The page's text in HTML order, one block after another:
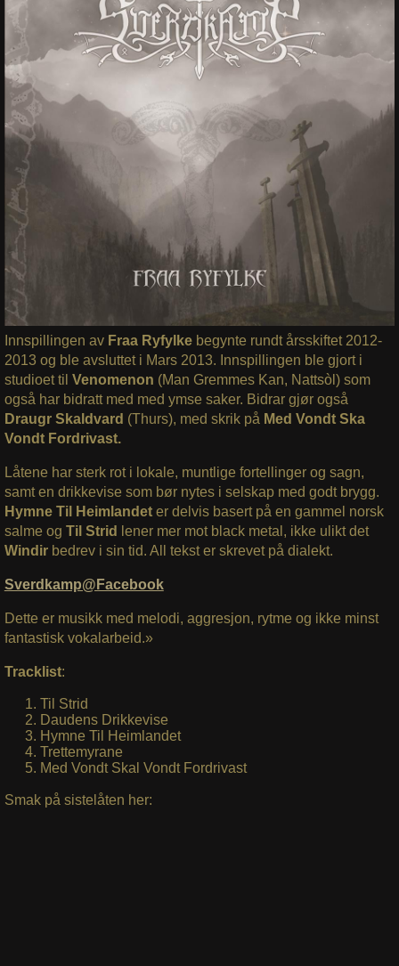
Innspillingen av Fraa Ryfylkebegynte rundt årsskiftet 2012-
2013 og ble avsluttet i Mars 2013. Innspillingen ble gjort i
studioet til Venomenon (Man Gremmes Kan, Nattsòl) som
også har bidratt med med ymse saker. Bidrar gjør også
Draugr Skaldvard (Thurs), med skrik på Med Vondt Ska
Vondt Fordrivast.
Låtene har sterk rot i lokale, muntlige fortellinger og sagn,
samt en drikkevise som bør nytes i selskap med godt brygg.
Hymne Til Heimlandeter delvis basert på en gammel norsk
salme og Til Strid
lener mer mot black metal, ikke ulikt det
Windir bedrev i sin tid. All tekst er skrevet på dialekt.
Sverdkamp@Facebook
Dette er musikk med melodi, aggresjon, rytme og ikke minst
fantastisk vokalarbeid.»
Tracklist:
Til Strid
Daudens Drikkevise
Hymne Til Heimlandet
Trettemyrane
Med Vondt Skal Vondt Fordrivast
Smak på sistelåten her: